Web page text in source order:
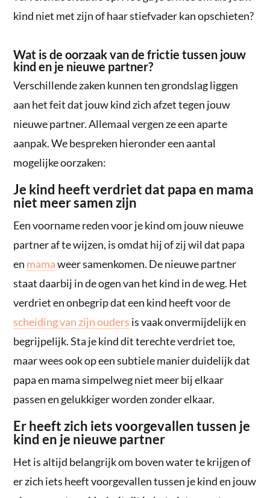
kind niet met zijn of haar stiefvader kan opschieten?
Wat is de oorzaak van de frictie tussen jouw
kind en je nieuwe partner?
Verschillende zaken kunnen ten grondslag liggen
aan het feit dat jouw kind zich afzet tegen jouw
nieuwe partner. Allemaal vergen ze een aparte
aanpak. We bespreken hieronder een aantal
mogelijke oorzaken:
Je kind heeft verdriet dat papa en mama
niet meer samen zijn
Een voorname reden voor je kind om jouw nieuwe
partner af te wijzen, is omdat hij of zij wil dat papa
en mamaweer samenkomen. De nieuwe partner
staat daarbij in de ogen van het kind in de weg. Het
verdriet en onbegrip dat een kind heeft voor de
scheiding van zijn ouders is vaak onvermijdelijk en
begrijpelijk. Sta je kind dit terechte verdriet toe,
maar wees ook op een subtiele manier duidelijk dat
papa en mama simpelweg niet meer bij elkaar
passen en gelukkiger worden zonder elkaar.
Er heeft zich iets voorgevallen tussen je
kind en je nieuwe partner
Het is altijd belangrijk om boven water te krijgen of
er zich iets heeft voorgevallen tussen je kind en jouw